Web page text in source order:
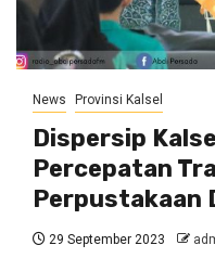
News Provinsi Kalsel
Dispersip
Percepatan
Perpustakaan
29 September 2023